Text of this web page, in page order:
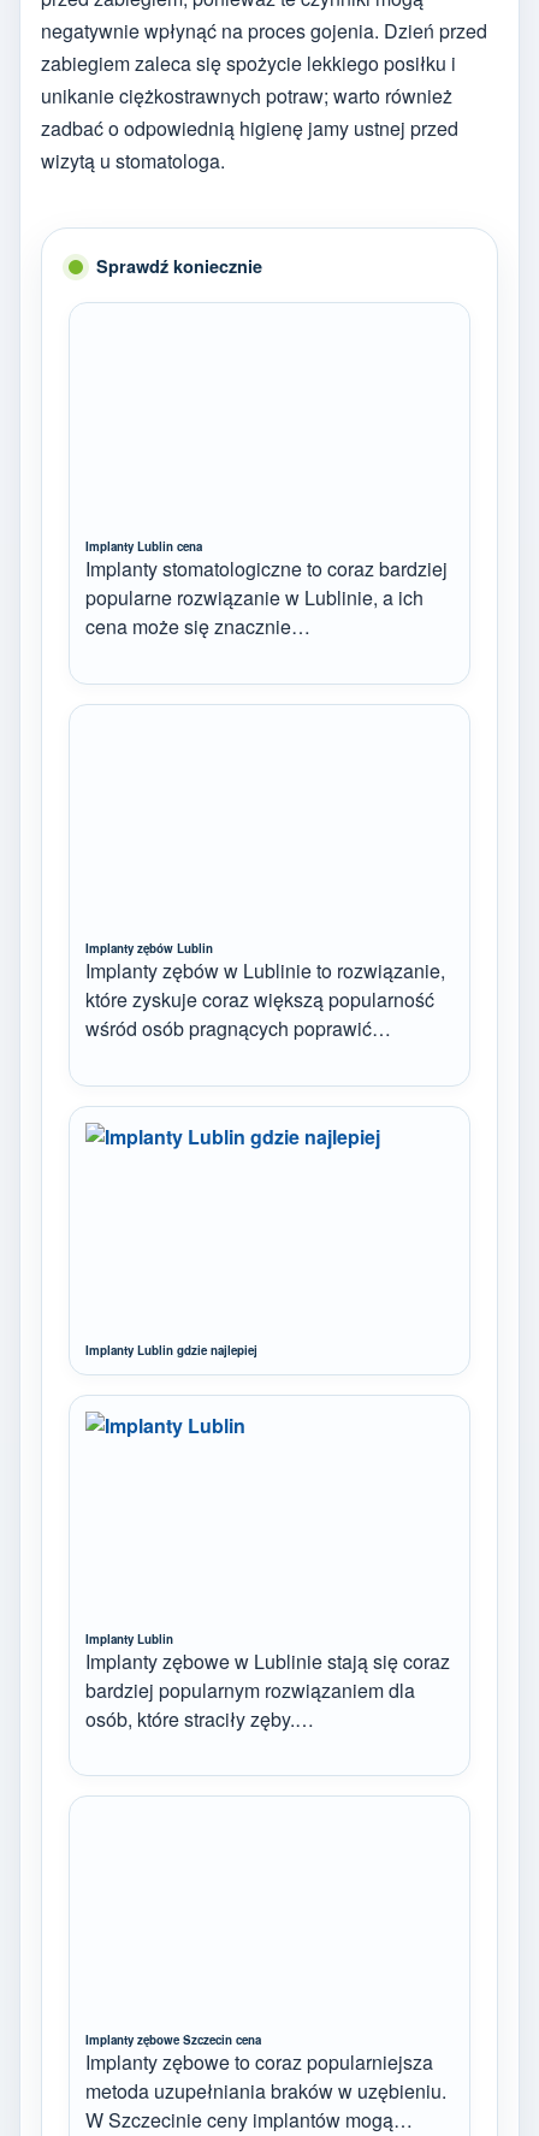
negatywnie wpłynąć na proces gojenia. Dzień przed
zabiegiem zaleca się spożycie lekkiego posiłku i
unikanie ciężkostrawnych potraw; warto również
zadbać o odpowiednią higienę jamy ustnej przed
wizytą u stomatologa.
Sprawdź koniecznie
Implanty Lublin cena
Implanty stomatologiczne to coraz bardziej
popularne rozwiązanie w Lublinie, a ich
cena może się znacznie…
Implanty zębów Lublin
Implanty zębów w Lublinie to rozwiązanie,
które zyskuje coraz większą popularność
wśród osób pragnących poprawić…
Implanty Lublin gdzie najlepiej
Implanty Lublin
Implanty zębowe w Lublinie stają się coraz
bardziej popularnym rozwiązaniem dla
osób, które straciły zęby.…
Implanty zębowe Szczecin cena
Implanty zębowe to coraz popularniejsza
metoda uzupełniania braków w uzębieniu.
W Szczecinie ceny implantów mogą…